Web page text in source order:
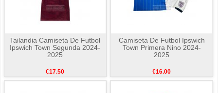
Tailandia Camiseta De Futbol
Ipswich Town Segunda 2024-
2025
€17.50
Camiseta De Futbol Ipswich
Town Primera Nino 2024-
2025
€16.00